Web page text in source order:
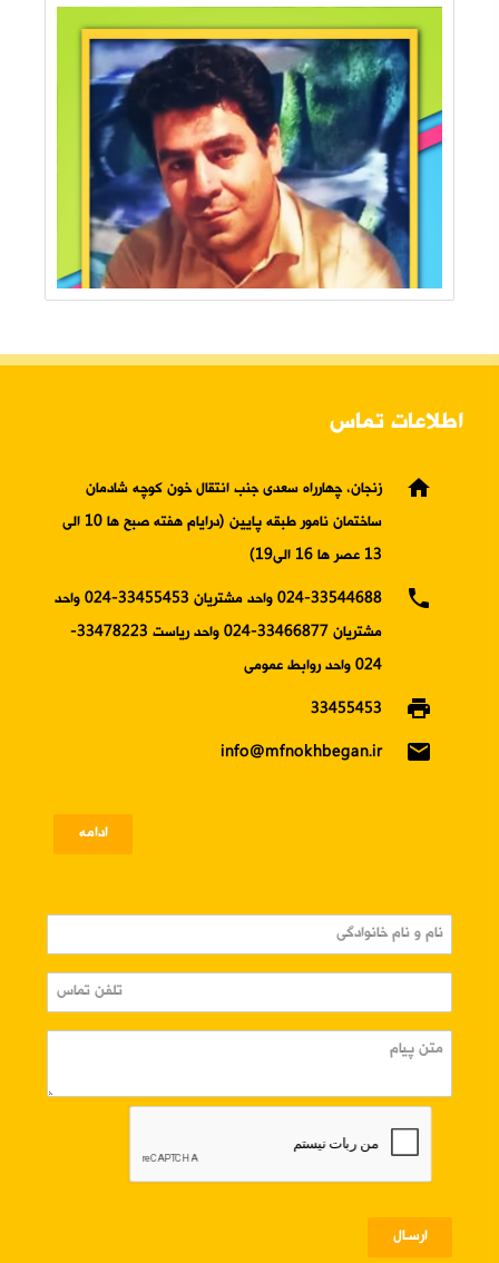
اطلاعات تماس
home
زنجان، چهارراه سعدی جنب انتقال خون کوچه شادمان
ساختمان نامور طبقه پایین (درایام هفته صبح ها 10 الی
13 عصر ها 16 الی19)
phone
024-33544688 واحد مشتریان 33455453-024 واحد
مشتریان 33466877-024 واحد ریاست 33478223-
024 واحد روابط عمومی
print
33455453
email
info@mfnokhbegan.ir
ادامه
ارسـال